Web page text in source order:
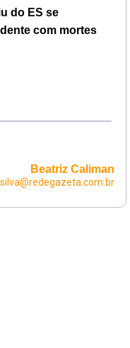
do ES se
com mortes
Beatriz Caliman